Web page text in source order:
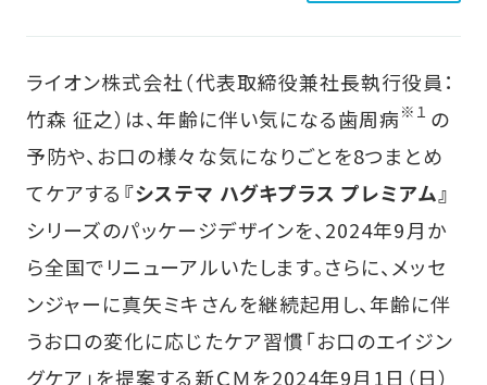
ライオン株式会社（代表取締役兼社長執行役員：
竹森 征之）は、年齢に伴い気になる歯周病 ※１ の
予防や、お口の様々な気になりごとを8つまとめ
てケアする 『システマ ハグキプラス プレミアム』
シリーズのパッケージデザインを、2024年9月か
ら全国でリニューアルいたします。さらに、メッセ
ンジャーに真矢ミキさんを継続起用し、年齢に伴
うお口の変化に応じたケア習慣「お口のエイジン
グケア」を提案する新ＣＭを2024年9月1日（日）